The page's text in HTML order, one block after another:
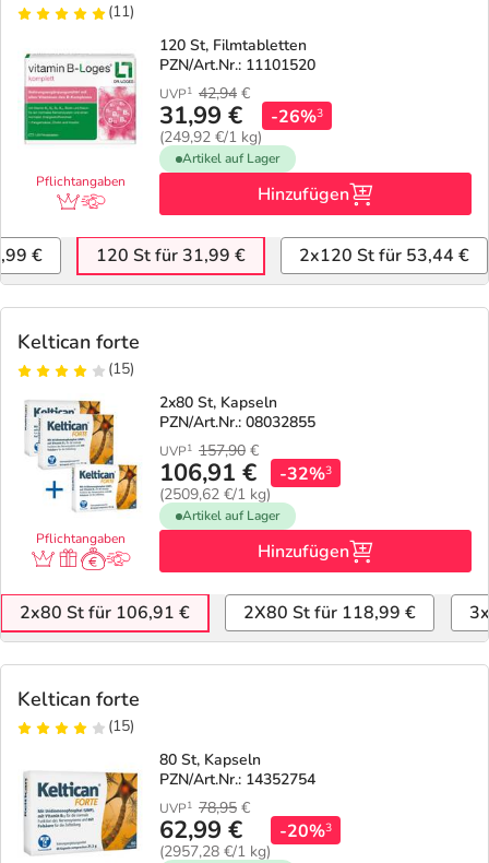
Vitamine & Mineralstoffe
Marken
(11)
Pflichtangaben
120 St, Filmtabletten
PZN/Art.Nr.: 11101520
UVP1 42,94 €
31,99 €
(249,92 €/1 kg)
-26%3
Artikel auf Lager
Hinzufügen
€ 120 St für 31,99 € 2x120 St für 53,44 €
Keltican forte
(15)
Pflichtangaben
2x80 St, Kapseln
PZN/Art.Nr.: 08032855
UVP1 157,90 €
106,91 €
(2509,62 €/1 kg)
-32%3
Artikel auf Lager
Hinzufügen
2x80 St für 106,91 € 2X80 St für 118,99 €
Keltican forte
(15)
80 St, Kapseln
PZN/Art.Nr.: 14352754
UVP1 78,95 €
62,99 €
(2957,28 €/1 kg)
-20%3